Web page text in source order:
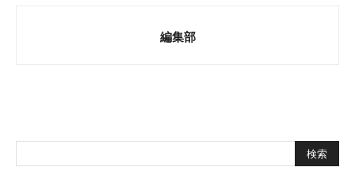
編集部